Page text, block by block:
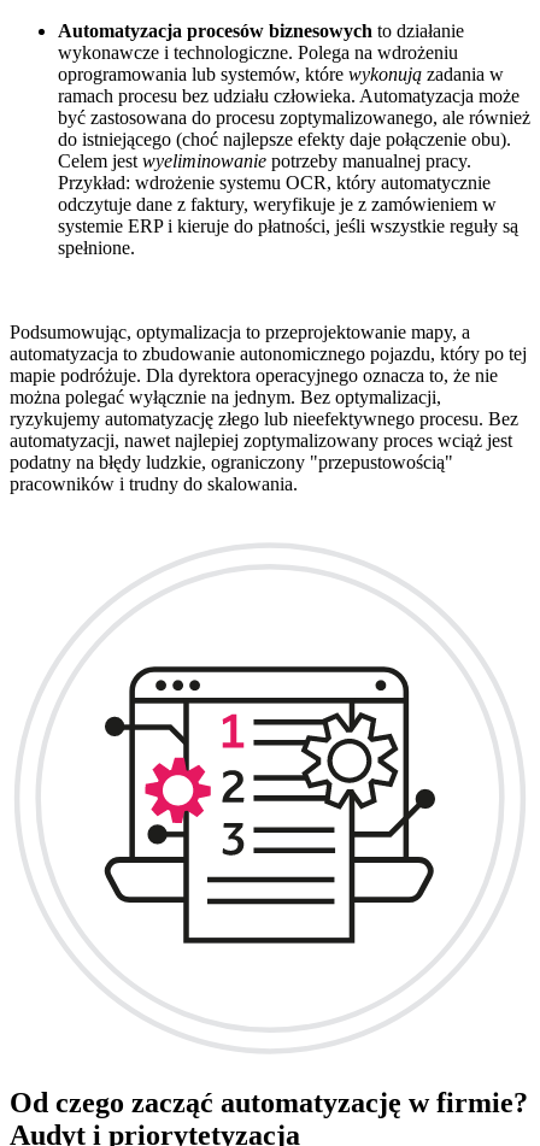
Automatyzacja procesów biznesowych to działanie
wykonawcze i technologiczne. Polega na wdrożeniu
oprogramowania lub systemów, które wykonują zadania w
ramach procesu bez udziału człowieka. Automatyzacja może
być zastosowana do procesu zoptymalizowanego, ale również
do istniejącego (choć najlepsze efekty daje połączenie obu).
Celem jest wyeliminowanie potrzeby manualnej pracy.
Przykład: wdrożenie systemu OCR, który automatycznie
odczytuje dane z faktury, weryfikuje je z zamówieniem w
systemie ERP i kieruje do płatności, jeśli wszystkie reguły są
spełnione.
Podsumowując, optymalizacja to przeprojektowanie mapy, a
automatyzacja to zbudowanie autonomicznego pojazdu, który po tej
mapie podróżuje. Dla dyrektora operacyjnego oznacza to, że nie
można polegać wyłącznie na jednym. Bez optymalizacji,
ryzykujemy automatyzację złego lub nieefektywnego procesu. Bez
automatyzacji, nawet najlepiej zoptymalizowany proces wciąż jest
podatny na błędy ludzkie, ograniczony "przepustowością"
pracowników i trudny do skalowania.
Od czego zacząć automatyzację w firmie?
Audyt i priorytetyzacja